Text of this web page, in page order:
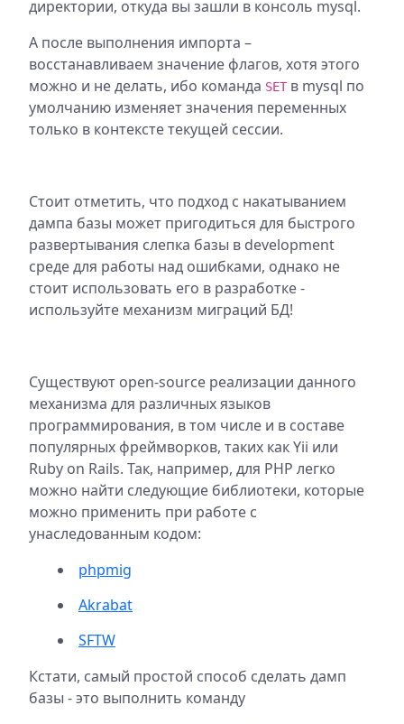
директории, откуда вы зашли в консоль mysql.
А после выполнения импорта –
восстанавливаем значение флагов, хотя этого
можно и не делать, ибо команда SET в mysql по
умолчанию изменяет значения переменных
только в контексте текущей сессии.
Стоит отметить, что подход с накатыванием
дампа базы может пригодиться для быстрого
развертывания слепка базы в development
среде для работы над ошибками, однако не
стоит использовать его в разработке -
используйте механизм миграций БД!
Существуют open-source реализации данного
механизма для различных языков
программирования, в том числе и в составе
популярных фреймворков, таких как Yii или
Ruby on Rails. Так, например, для PHP легко
можно найти следующие библиотеки, которые
можно применить при работе с
унаследованным кодом:
phpmig
Akrabat
SFTW
Кстати, самый простой способ сделать дамп
базы - это выполнить команду